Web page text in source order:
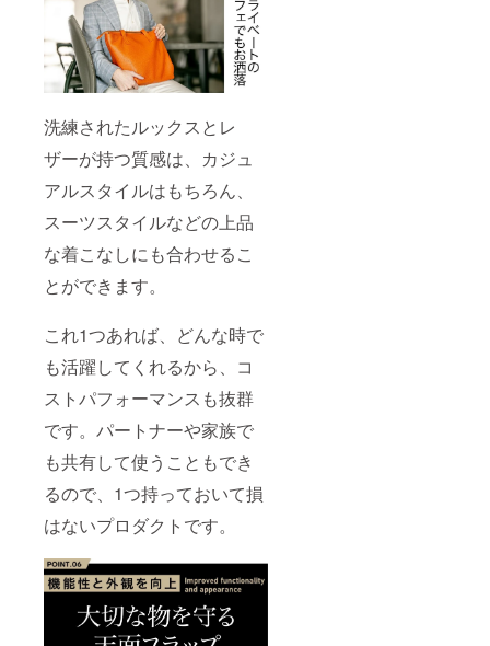
洗練されたルックスとレ
ザーが持つ質感は、カジュ
アルスタイルはもちろん、
スーツスタイルなどの上品
な着こなしにも合わせるこ
とができます。
これ1つあれば、どんな時で
も活躍してくれるから、コ
ストパフォーマンスも抜群
です。パートナーや家族で
も共有して使うこともでき
るので、1つ持っておいて損
はないプロダクトです。